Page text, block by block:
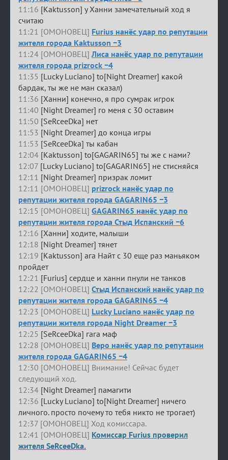
11:16 [Kaktusson] у Ханни замечательный ход я
считаю
11:21 [ОМОНОВЕЦ] Furius нанёс удар по репутации
жителя города Kaktusson −3
11:24 [ОМОНОВЕЦ] Лиса нанёс удар по репутации
жителя города prizrock −4
11:35 [Lucky Luciano] to[Night Dreamer] какой
бардак, ты же не ман сказал)
11:36 [Ханни] конечно, я про сумрак игрок
11:40 [Night Dreamer] го меня с 30 оставим
11:50 [SeRceeDka] нет
11:53 [Night Dreamer] до конца игры
11:53 [SeRceeDka] ты кабан
12:04 [Kaktusson] to[GAGARIN65] ты же с нами?
12:07 [Lucky Luciano] to[GAGARIN65] не стисняйся
12:11 [Night Dreamer] призрак ломит
12:11 [ОМОНОВЕЦ] prizrock нанёс удар по
репутации жителя города GAGARIN65 −3
12:15 [ОМОНОВЕЦ] GAGARIN65 нанёс удар по
репутации жителя города Стыд Испанский −6
12:16 [Ханни] ходите, малыши
12:18 [Night Dreamer] тянет
12:19 [Kaktusson] ага Найт с 30 еще раз маньяком
пройдет
12:21 [Furius] сердце и ханни пнули не танков
12:22 [ОМОНОВЕЦ] Стыд Испанский нанёс удар по
репутации жителя города GAGARIN65 −4
12:23 [ОМОНОВЕЦ] Lucky Luciano нанёс удар по
репутации жителя города Night Dreamer −3
12:25 [SeRceeDka] гага маф
12:28 [ОМОНОВЕЦ] Веро нанёс удар по репутации
жителя города GAGARIN65 −4
12:30 [ОМОНОВЕЦ] Внимание! Сейчас будет
следующий ход.
12:34 [Night Dreamer] памагити
12:36 [Lucky Luciano] to[Night Dreamer] ничего
личного. просто почему то тебя никто не трогает)
12:37 [ОМОНОВЕЦ] Ход комиссара.
12:41 [ОМОНОВЕЦ] Комиссар Furius проверил
жителя SeRceeDka.